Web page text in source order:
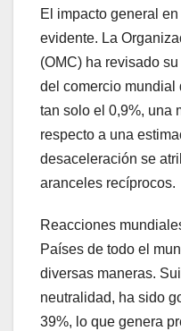
El impacto general
evidente. La
(OMC) ha revisado
del comercio mundial
tan solo el 0,9%, una
respecto a una
desaceleración se
aranceles recíprocos.
Reacciones
Países de todo el
diversas maneras.
neutralidad, ha sido
39%, lo que genera